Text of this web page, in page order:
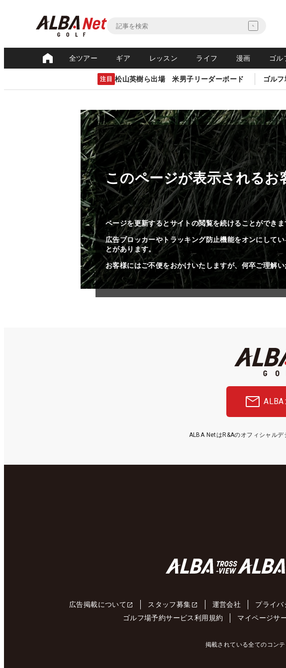
全ツアー ギア レッスン ライフ 漫画 ゴル
注目 松山英樹ら出場 米男子リーダーボード ゴル
このページが表示されるお
ページを更新するとサイトの閲覧を続けることができま
広告ブロッカーやトラッキング防止機能をオンにして
とがあります。
お客様にはご不便をおかけいたしますが、何卒ご理解
ALBA
ALBA NetはR&Aのオフィシャルデ
広告掲載について スタッフ募集 運営会社 プライバ
ゴルフ場予約サービス利用規約
マイページサ
掲載されている全てのコン